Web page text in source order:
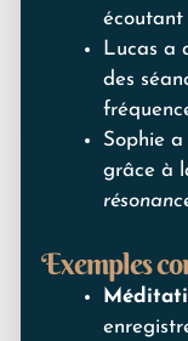
écoutant
Lucas a
des
Sophie
grâce à
Exemples